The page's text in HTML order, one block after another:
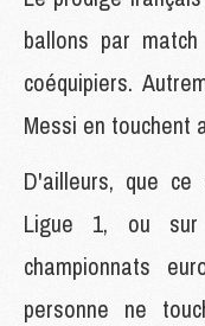
ballons par
coéquipiers.
Messi en touchent
D'ailleurs, que
Ligue 1, ou sur
championnats
personne ne